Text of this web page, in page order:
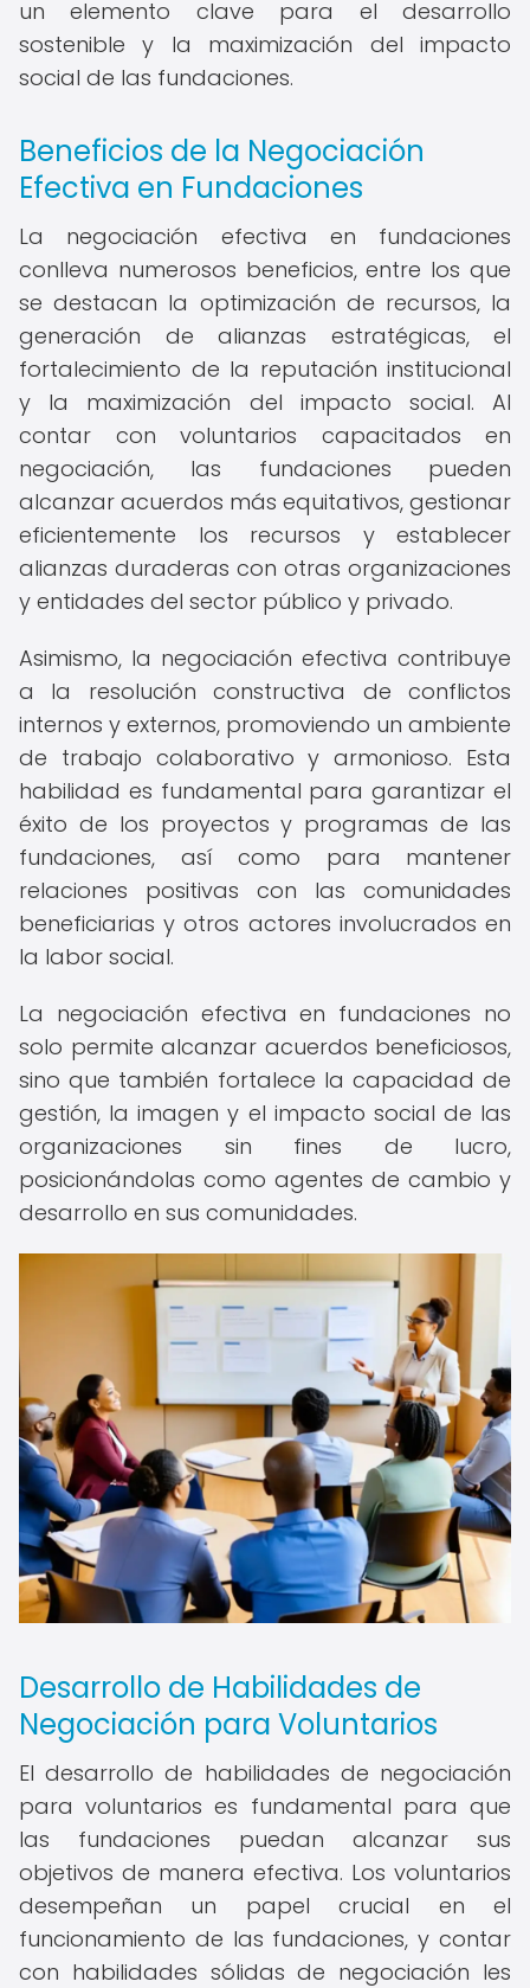
un elemento clave para el desarrollo
sostenible y la maximización del impacto
social de las fundaciones.
Beneficios de la Negociación
Efectiva en Fundaciones
La negociación efectiva en fundaciones
conlleva numerosos beneficios, entre los que
se destacan la optimización de recursos, la
generación de alianzas estratégicas, el
fortalecimiento de la reputación institucional
y la maximización del impacto social. Al
contar con voluntarios capacitados en
negociación, las fundaciones pueden
alcanzar acuerdos más equitativos, gestionar
eficientemente los recursos y establecer
alianzas duraderas con otras organizaciones
y entidades del sector público y privado.
Asimismo, la negociación efectiva contribuye
a la resolución constructiva de conflictos
internos y externos, promoviendo un ambiente
de trabajo colaborativo y armonioso. Esta
habilidad es fundamental para garantizar el
éxito de los proyectos y programas de las
fundaciones, así como para mantener
relaciones positivas con las comunidades
beneficiarias y otros actores involucrados en
la labor social.
La negociación efectiva en fundaciones no
solo permite alcanzar acuerdos beneficiosos,
sino que también fortalece la capacidad de
gestión, la imagen y el impacto social de las
organizaciones sin fines de lucro,
posicionándolas como agentes de cambio y
desarrollo en sus comunidades.
Desarrollo de Habilidades de
Negociación para Voluntarios
El desarrollo de habilidades de negociación
para voluntarios es fundamental para que
las fundaciones puedan alcanzar sus
objetivos de manera efectiva. Los voluntarios
desempeñan un papel crucial en el
funcionamiento de las fundaciones, y contar
con habilidades sólidas de negociación les